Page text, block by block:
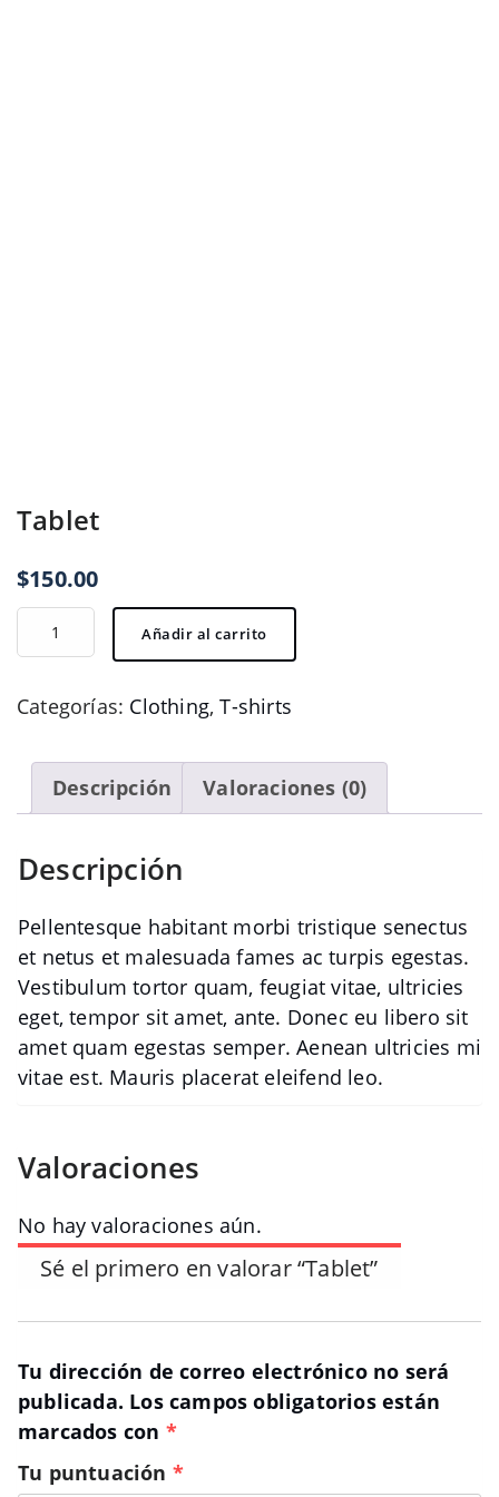
Tablet
$150.00
Tablet
cantidad
Añadir al carrito
Categorías: Clothing,T-shirts
Descripción Valoraciones (0)
Descripción
Pellentesque habitant morbi tristique senectus
et netus et malesuada fames ac turpis egestas.
Vestibulum tortor quam, feugiat vitae, ultricies
eget, tempor sit amet, ante. Donec eu libero sit
amet quam egestas semper. Aenean ultricies mi
vitae est. Mauris placerat eleifend leo.
Valoraciones
No hay valoraciones aún.
Sé el primero en valorar “Tablet”
Tu dirección de correo electrónico no será
publicada. Los campos obligatorios están
marcados con *
Tu puntuación *